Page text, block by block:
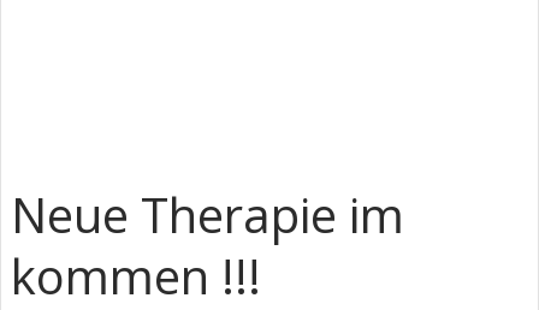
Neue Therapie im
kommen !!!